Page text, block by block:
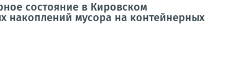
состояние в Кировском
накоплений мусора на контейнерных